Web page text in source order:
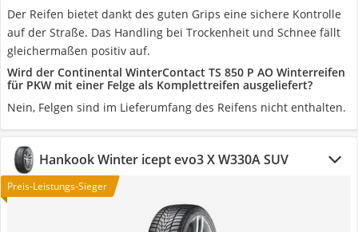
Der Reifen bietet dankt des guten Grips eine sichere Kontrolle
auf der Straße. Das Handling bei Trockenheit und Schnee fällt
gleichermaßen positiv auf.
Wird der Continental WinterContact TS 850 P AO Winterreifen
für PKW mit einer Felge als Komplettreifen ausgeliefert?
Nein, Felgen sind im Lieferumfang des Reifens nicht enthalten.
Hankook Winter icept evo3 X W330A SUV
Preis-Leistungs-Sieger